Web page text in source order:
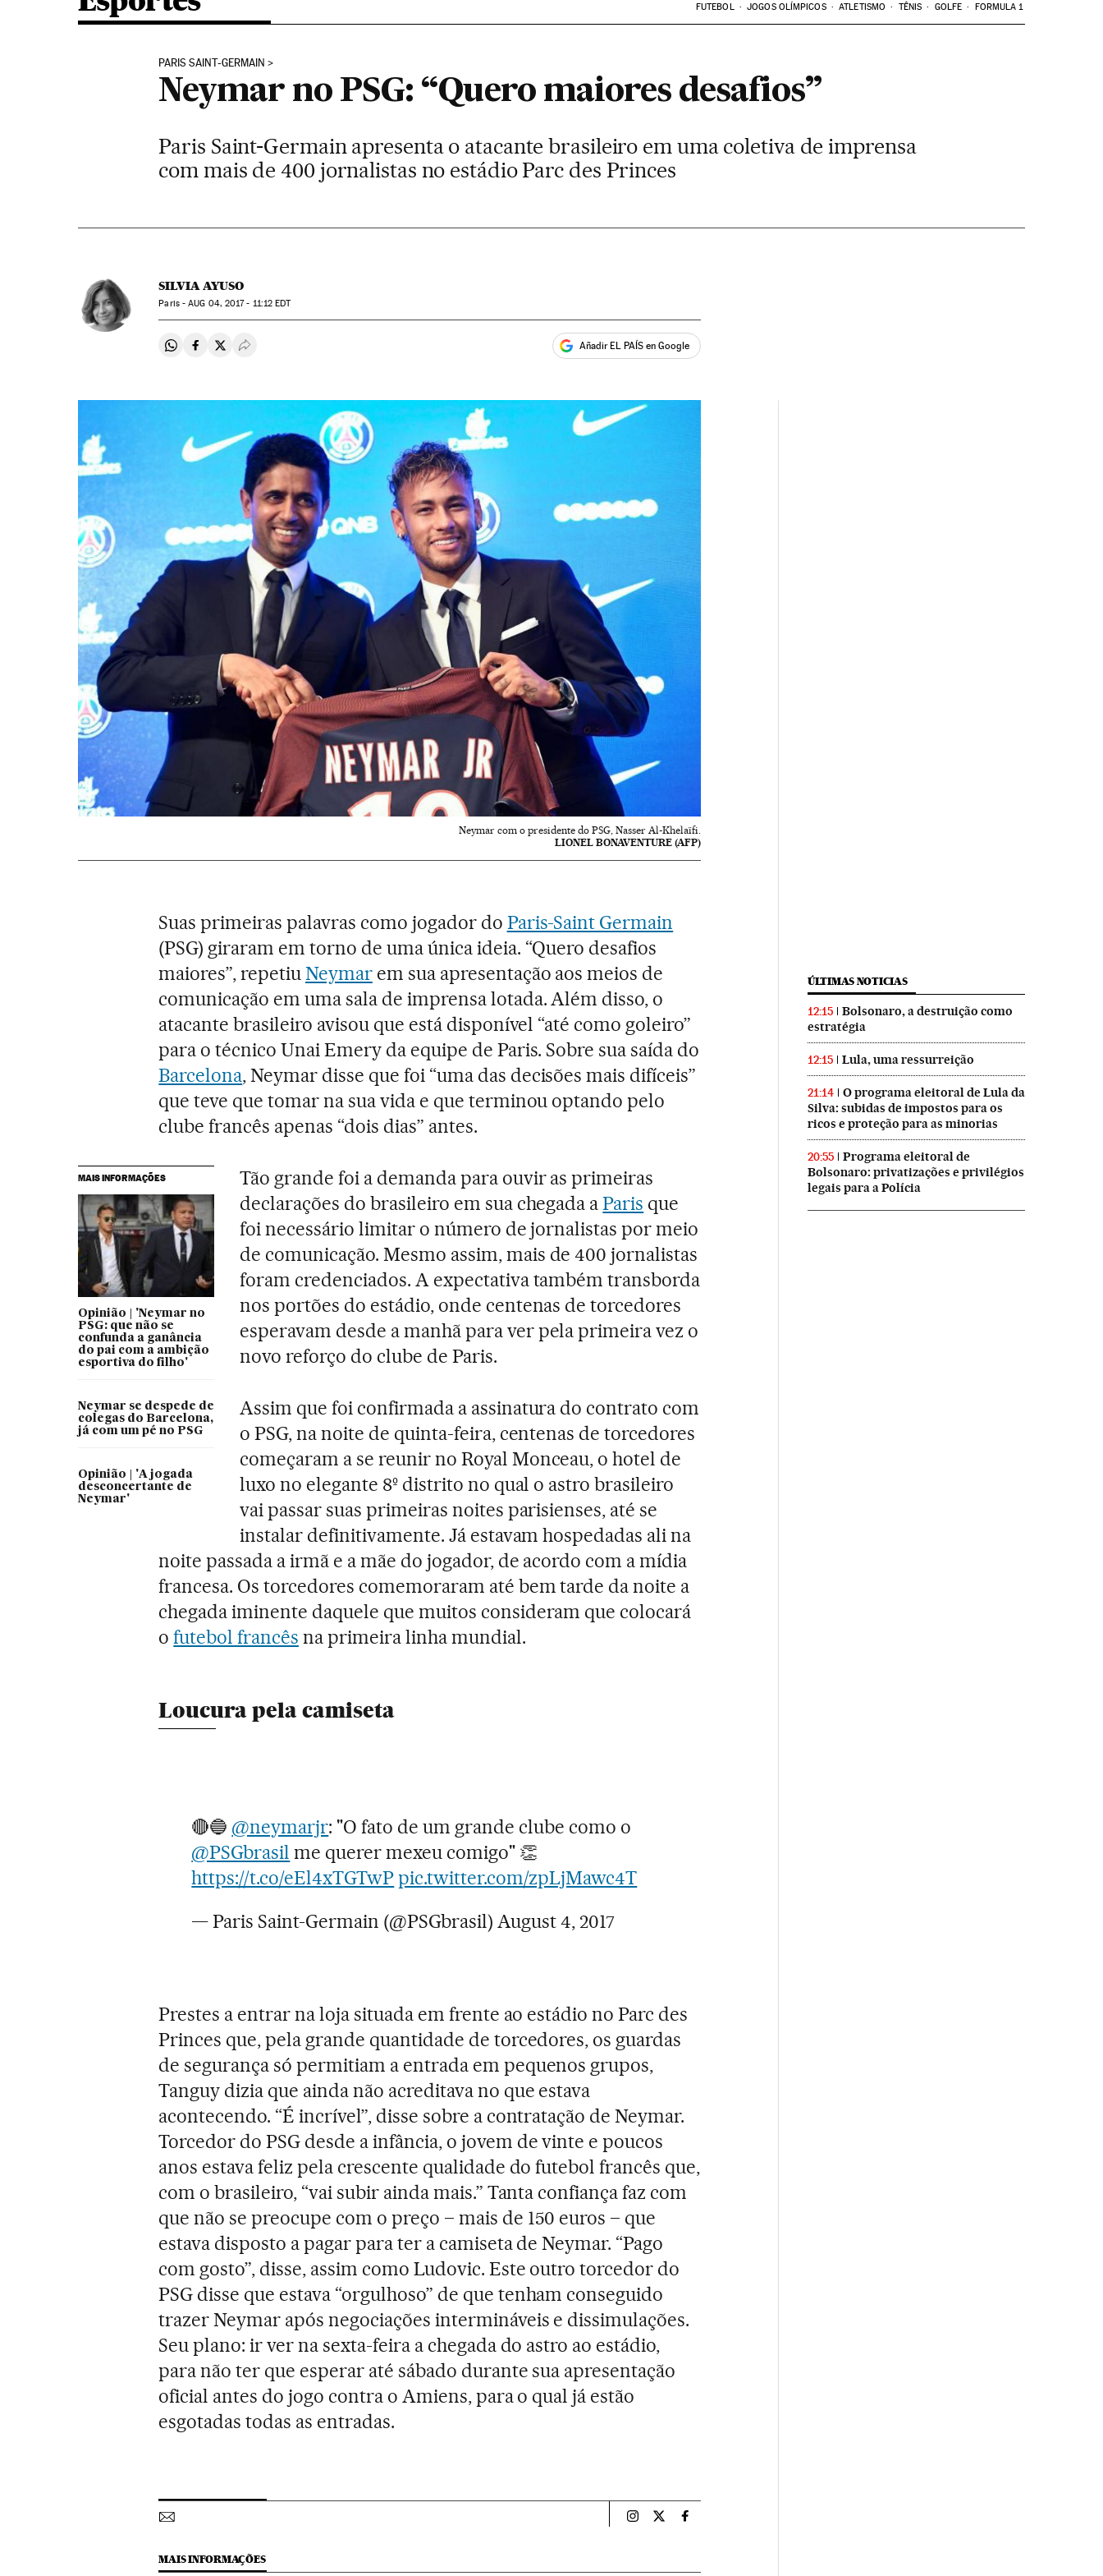
FUTEBOL JOGOS OLÍMPICOS ATLETISMO TÊNIS GOLFE FORMULA 1
PARIS SAINT-GERMAIN
Neymar no PSG: “Quero maiores desafios”
Paris Saint-Germain apresenta o atacante brasileiro em uma coletiva de imprensa
com mais de 400 jornalistas no estádio Parc des Princes
SILVIA AYUSO
Paris -AUG 04, 2017 - 11:12 EDT
Compartir en Whatsapp
Compartir en Facebook
Compartir en Twitter
Desplegar Redes Sociales Añadir EL PAÍS en Google
Neymar com o presidente do PSG, Nasser Al-Khelaïfi.
LIONEL BONAVENTURE (AFP)
Suas primeiras palavras como jogador do Paris-Saint Germain
(PSG) giraram em torno de uma única ideia. “Quero desafios
maiores”, repetiuNeymarem sua apresentação aos meios de
comunicação em uma sala de imprensa lotada. Além disso, o
atacante brasileiro avisou que está disponível “até como goleiro”
para o técnico Unai Emery da equipe de Paris. Sobre sua saída do
Barcelona, Neymar disse que foi “uma das decisões mais difíceis”
que teve que tomar na sua vida e que terminou optando pelo
clube francês apenas “dois dias” antes.
MAIS INFORMAÇÕES
Opinião | 'Neymar no
PSG: que não se
confunda a ganância
do pai com a ambição
esportiva do filho'
Neymar se despede de
colegas do Barcelona,
já com um pé no PSG
Opinião | 'A jogada
desconcertante de
Neymar'
Tão grande foi a demanda para ouvir as primeiras
declarações do brasileiro em sua chegada aParis que
foi necessário limitar o número de jornalistas por meio
de comunicação. Mesmo assim, mais de 400 jornalistas
foram credenciados. A expectativa também transborda
nos portões do estádio, onde centenas de torcedores
esperavam desde a manhã para ver pela primeira vez o
novo reforço do clube de Paris.
Assim que foi confirmada a assinatura do contrato com
o PSG, na noite de quinta-feira, centenas de torcedores
começaram a se reunir no Royal Monceau, o hotel de
luxo no elegante 8º distrito no qual o astro brasileiro
vai passar suas primeiras noites parisienses, até se
instalar definitivamente. Já estavam hospedadas ali na
noite passada a irmã e a mãe do jogador, de acordo com a mídia
francesa. Os torcedores comemoraram até bem tarde da noite a
chegada iminente daquele que muitos consideram que colocará
ofutebol francês na primeira linha mundial.
Loucura pela camiseta
🔴🔵 @neymarjr: "O fato de um grande clube como o
@PSGbrasil me querer mexeu comigo" 👏
https://t.co/eEl4xTGTwPpic.twitter.com/zpLjMawc4T
— Paris Saint-Germain (@PSGbrasil)August 4, 2017
Prestes a entrar na loja situada em frente ao estádio no Parc des
Princes que, pela grande quantidade de torcedores, os guardas
de segurança só permitiam a entrada em pequenos grupos,
Tanguy dizia que ainda não acreditava no que estava
acontecendo. “É incrível”, disse sobre a contratação de Neymar.
Torcedor do PSG desde a infância, o jovem de vinte e poucos
anos estava feliz pela crescente qualidade do futebol francês que,
com o brasileiro, “vai subir ainda mais.” Tanta confiança faz com
que não se preocupe com o preço – mais de 150 euros – que
estava disposto a pagar para ter a camiseta de Neymar. “Pago
com gosto”, disse, assim como Ludovic. Este outro torcedor do
PSG disse que estava “orgulhoso” de que tenham conseguido
trazer Neymar após negociações intermináveis e dissimulações.
Seu plano: ir ver na sexta-feira a chegada do astro ao estádio,
para não ter que esperar até sábado durante sua apresentação
oficial antes do jogo contra o Amiens, para o qual já estão
esgotadas todas as entradas.
Esportes El País Brasil en Instagram
Esportes El País Brasil en Twitter
Esportes El País Brasil en Facebook
MAIS INFORMAÇÕES
ÚLTIMAS NOTICIAS
12:15
Bolsonaro, a destruição como
estratégia
12:15 Lula, uma ressurreição
21:14
O programa eleitoral de Lula da
Silva: subidas de impostos para os
ricos e proteção para as minorias
20:55
Programa eleitoral de
Bolsonaro: privatizações e privilégios
legais para a Polícia